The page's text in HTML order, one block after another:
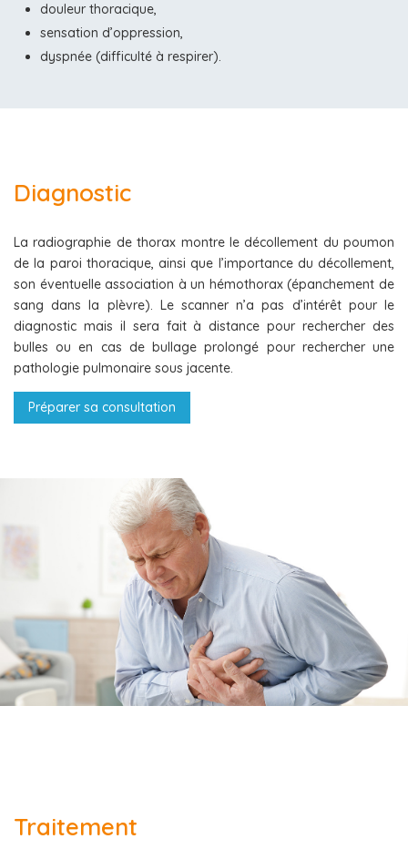
douleur thoracique,
sensation d’oppression,
dyspnée (difficulté à respirer).
Diagnostic
La radiographie de thorax montre le décollement du poumon
de la paroi thoracique, ainsi que l’importance du décollement,
son éventuelle association à un hémothorax (épanchement de
sang dans la plèvre). Le scanner n’a pas d’intérêt pour le
diagnostic mais il sera fait à distance pour rechercher des
bulles ou en cas de bullage prolongé pour rechercher une
pathologie pulmonaire sous jacente.
Préparer sa consultation
Traitement